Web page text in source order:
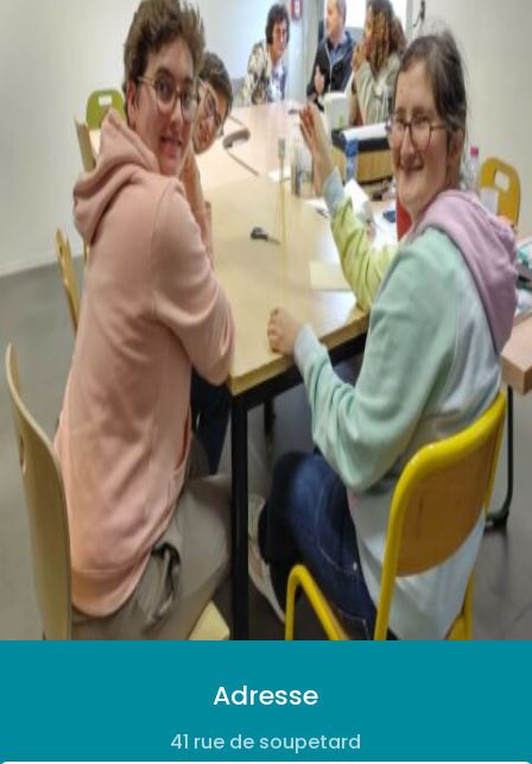
Adresse
41 rue de soupetard